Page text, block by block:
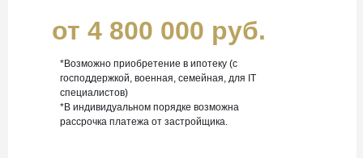
от 4 800 000 руб.
*Возможно приобретение в ипотеку (с
господдержкой, военная, семейная, для IT
специалистов)
*В индивидуальном порядке возможна
рассрочка платежа от застройщика.